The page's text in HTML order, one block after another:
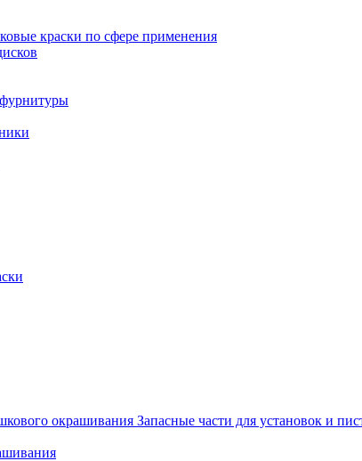
краски по сфере применения
Запасные части для установок и